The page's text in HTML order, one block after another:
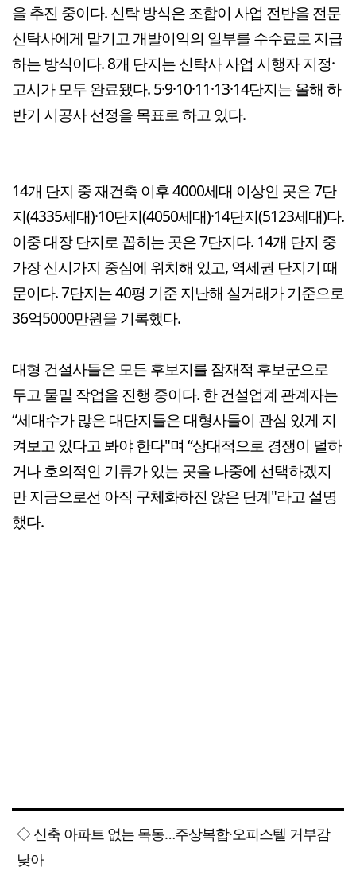
을 추진 중이다. 신탁 방식은 조합이 사업 전반을 전문
신탁사에게 맡기고 개발이익의 일부를 수수료로 지급
하는 방식이다. 8개 단지는 신탁사 사업 시행자 지정·
고시가 모두 완료됐다. 5·9·10·11·13·14단지는 올해 하
반기 시공사 선정을 목표로 하고 있다.
14개 단지 중 재건축 이후 4000세대 이상인 곳은 7단
지(4335세대)·10단지(4050세대)·14단지(5123세대)다.
이중 대장 단지로 꼽히는 곳은 7단지다. 14개 단지 중
가장 신시가지 중심에 위치해 있고, 역세권 단지기 때
문이다. 7단지는 40평 기준 지난해 실거래가 기준으로
36억5000만원을 기록했다.
대형 건설사들은 모든 후보지를 잠재적 후보군으로
두고 물밑 작업을 진행 중이다. 한 건설업계 관계자는
“세대수가 많은 대단지들은 대형사들이 관심 있게 지
켜보고 있다고 봐야 한다"며 “상대적으로 경쟁이 덜하
거나 호의적인 기류가 있는 곳을 나중에 선택하겠지
만 지금으로선 아직 구체화하진 않은 단계"라고 설명
했다.
◇ 신축 아파트 없는 목동…주상복합·오피스텔 거부감
낮아